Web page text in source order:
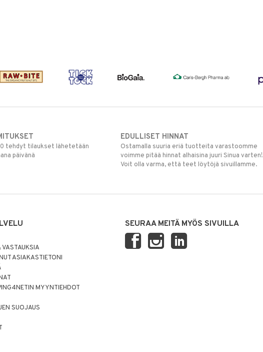
tehdyt tilaukset lähetetään
päivänä
EDULLISET HINNAT
Ostamalla suuria eriä tuotteita varastoomme
voimme pitää hinnat alhaisina juuri Sinua varten!
Voit olla varma, että teet löytöjä sivuillamme.
ASIAKASTIETONI
MYYNTIEHDOT
SUOJAUS
SEURAA MEITÄ MYÖS SIVUILLA